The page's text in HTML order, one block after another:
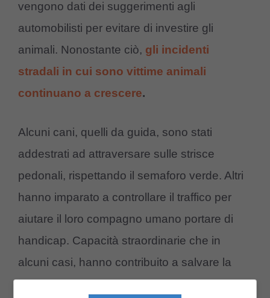
vengono dati dei suggerimenti agli
automobilisti per evitare di investire gli
animali. Nonostante ciò, gli incidenti
stradali in cui sono vittime animali
continuano a crescere.
Alcuni cani, quelli da guida, sono stati
addestrati ad attraversare sulle strisce
pedonali, rispettando il semaforo verde. Altri
hanno imparato a controllare il traffico per
aiutare il loro compagno umano portare di
handicap. Capacità straordinarie che in
alcuni casi, hanno contribuito a salvare la
vita a delle persone come il caso che si è